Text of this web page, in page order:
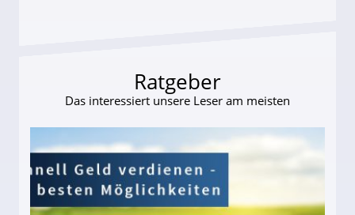
Ratgeber
Das interessiert unsere Leser am meisten